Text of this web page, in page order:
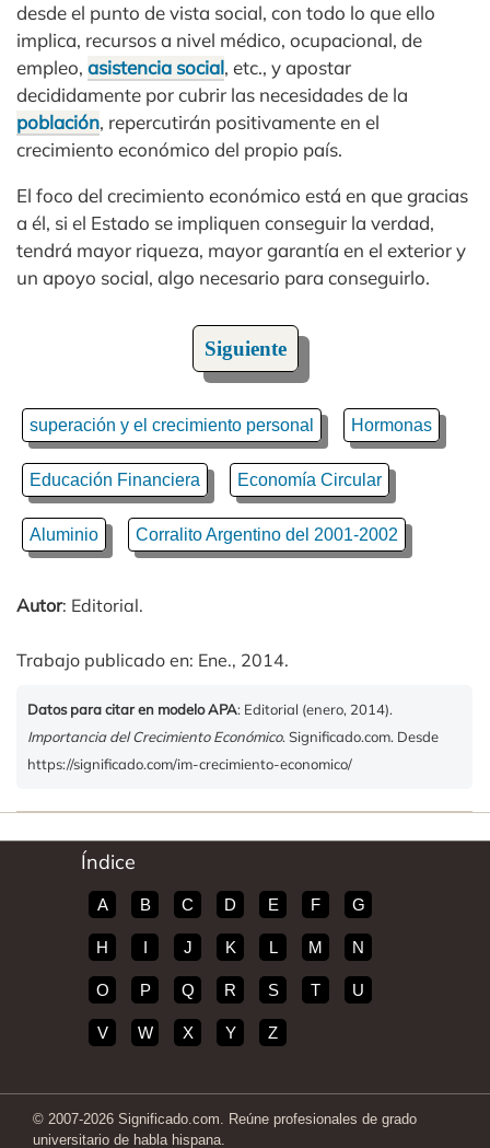
desde el punto de vista social, con todo lo que ello
implica, recursos a nivel médico, ocupacional, de
empleo, asistencia social, etc., y apostar
decididamente por cubrir las necesidades de la
población, repercutirán positivamente en el
crecimiento económico del propio país.
El foco del crecimiento económico está en que gracias
a él, si el Estado se impliquen conseguir la verdad,
tendrá mayor riqueza, mayor garantía en el exterior y
un apoyo social, algo necesario para conseguirlo.
Siguiente
superación y el crecimiento personal Hormonas
Educación Financiera Economía Circular
Aluminio Corralito Argentino del 2001-2002
Autor: Editorial.
Trabajo publicado en: Ene., 2014.
Datos para citar en modelo APA: Editorial (enero, 2014).
Importancia del Crecimiento Económico. Significado.com. Desde
https://significado.com/im-crecimiento-economico/
Índice
A B C D E F G
H I J K L M N
O P Q R S T U
V W X Y Z
© 2007-2026 Significado.com. Reúne profesionales de grado
universitario de habla hispana.